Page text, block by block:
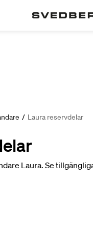
/ Laura reservdelar
Laura. Se